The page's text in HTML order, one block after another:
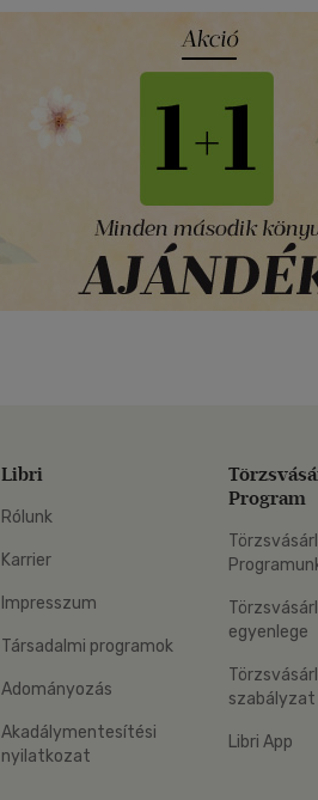
Libri
Rólunk
Karrier
Impresszum
Társadalmi programok
Adományozás
Akadálymentesítési
nyilatkozat
Program
egyenlege
szabályzat
Libri App